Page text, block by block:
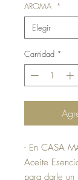
AROMA *
Cantidad *
- En CASA
Aceite
para darle un